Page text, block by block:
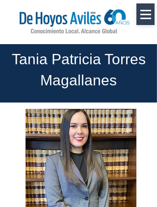
Tania Patricia Torres
Magallanes